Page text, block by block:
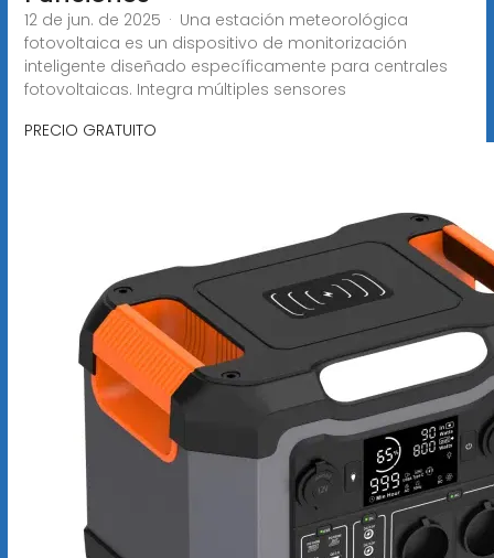
12 de jun. de 2025 · Una estación meteorológica
fotovoltaica es un dispositivo de monitorización
inteligente diseñado específicamente para centrales
fotovoltaicas. Integra múltiples sensores
PRECIO GRATUITO